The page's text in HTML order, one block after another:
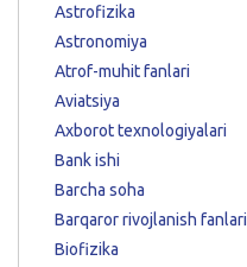
Astrofizika
Astronomiya
Atrof-muhit fanlari
Aviatsiya
Axborot texnologiyalari
Bank ishi
Barcha soha
Barqaror rivojlanish fanlari
Biofizika